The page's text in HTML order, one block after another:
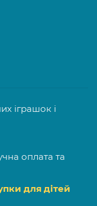
іграшок і
оплата та
для дітей